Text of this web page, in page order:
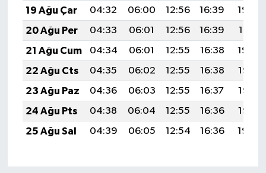
19 Ağu Çar
04:32 06:00 12:56 16:39
19:42
20 Ağu Per
04:33 06:01 12:56 16:39
19:41
21 Ağu Cum
04:34 06:01 12:55 16:38
19:39
22 Ağu Cts
04:35 06:02 12:55 16:38
19:38
23 Ağu Paz
04:36 06:03 12:55 16:37
19:37
24 Ağu Pts
04:38 06:04 12:55 16:36
19:35
25 Ağu Sal
04:39 06:05 12:54 16:36 19:34